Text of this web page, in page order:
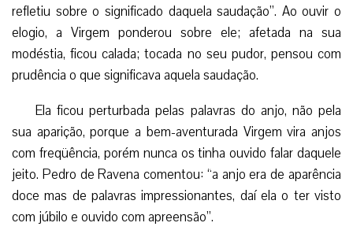
refletiu sobre o significado daquela saudação”. Ao ouvir o
elogio, a Virgem ponderou sobre ele; afetada na sua
modéstia, ficou calada; tocada no seu pudor, pensou com
prudência o que significava aquela saudação.
Ela ficou perturbada pelas palavras do anjo, não pela
sua aparição, porque a bem-aventurada Virgem vira anjos
com freqüência, porém nunca os tinha ouvido falar daquele
jeito. Pedro de Ravena comentou: “a anjo era de aparência
doce mas de palavras impressionantes, daí ela o ter visto
com júbilo e ouvido com apreensão”.